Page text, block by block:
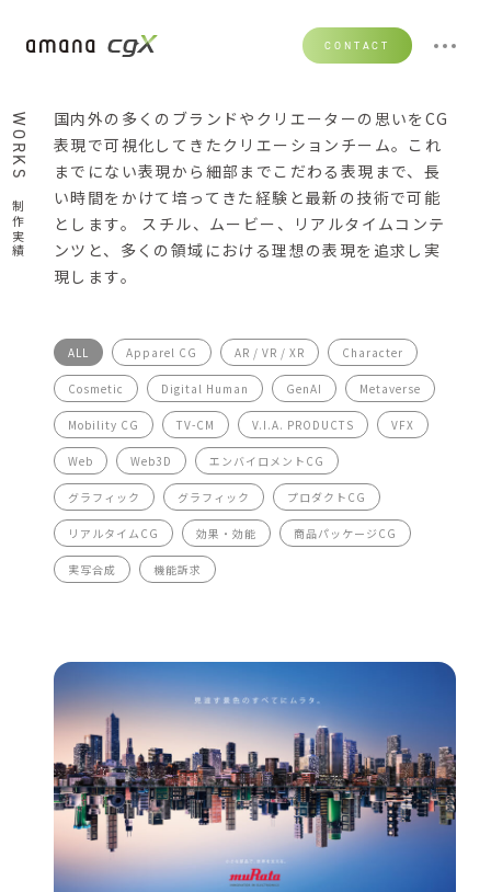
CONTACT
WORKS
制作実績
国内外の多くのブランドやクリエーターの思いをCG
表現で可視化してきたクリエーションチーム。これ
までにない表現から細部までこだわる表現まで、長
い時間をかけて培ってきた経験と最新の技術で可能
とします。 スチル、ムービー、リアルタイムコンテ
ンツと、多くの領域における理想の表現を追求し実
現します。
ALL Apparel CG AR / VR / XR Character
Cosmetic Digital Human GenAI Metaverse
Mobility CG TV-CM V.I.A. PRODUCTS VFX
Web Web3D エンバイロメントCG
グラフィック グラフィック プロダクトCG
リアルタイムCG 効果・効能 商品パッケージCG
実写合成 機能訴求